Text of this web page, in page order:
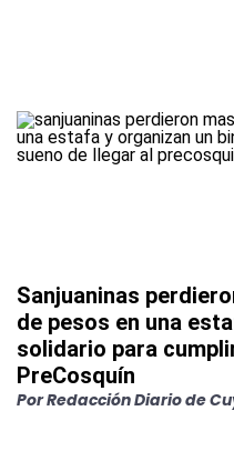
Sanjuaninas
de pesos en una
solidario para
PreCosquín
PorRedacción Diario de